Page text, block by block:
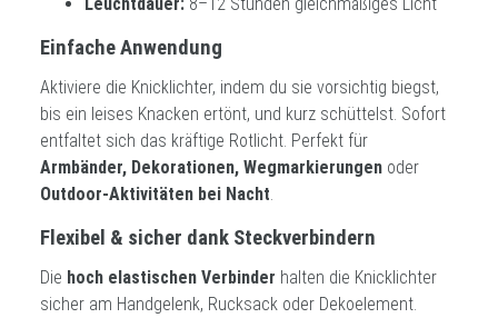
Einfache Anwendung
Aktiviere die Knicklichter, indem du sie vorsichtig biegst,
bis ein leises Knacken ertönt, und kurz schüttelst. Sofort
entfaltet sich das kräftige Rotlicht. Perfekt für
Armbänder, Dekorationen, Wegmarkierungen oder
Outdoor-Aktivitäten bei Nacht.
Flexibel & sicher dank Steckverbindern
Die hoch elastischen Verbinder halten die Knicklichter
sicher am Handgelenk, Rucksack oder Dekoelement.